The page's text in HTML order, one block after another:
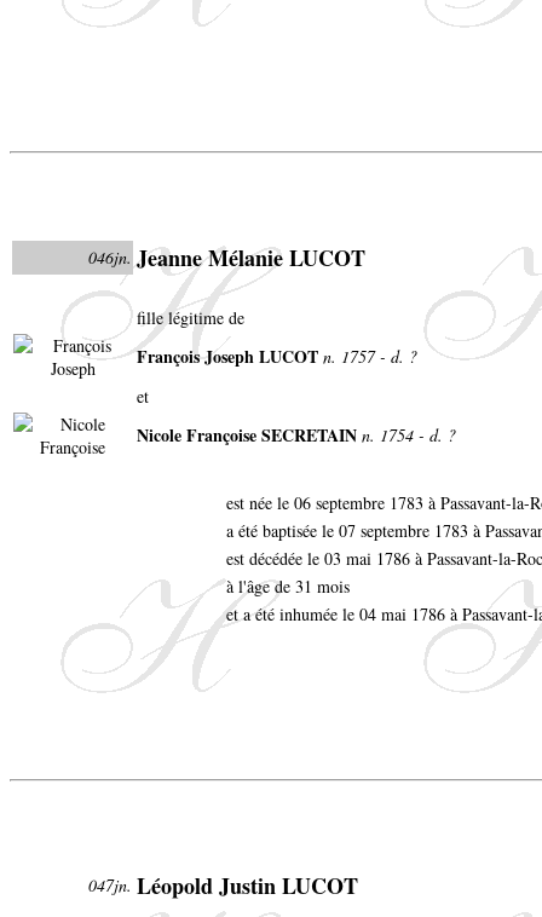
046jn. Jeanne Mélanie LUCOT
fille légitime de
François Joseph LUCOT n. 1757 - d. ?
et
Nicole Françoise SECRETAIN n. 1754 - d. ?
est née le 06 septembre 1783 à Passavant-la-
a été baptisée le 07 septembre 1783 à
est décédée le 03 mai 1786 à Passavant-la-
à l'âge de 31 mois
et a été inhumée le 04 mai 1786 à Passavant-
047jn. Léopold Justin LUCOT